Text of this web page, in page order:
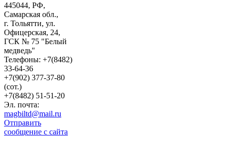
445044, РФ,
Самарская обл.,
г. Тольятти, ул.
Офицерская, 24,
ГСК № 75 "Белый
медведь"
Телефоны: +7(8482)
33-64-36
+7(902) 377-37-80
(сот.)
+7(8482) 51-51-20
Эл. почта:
magbiltd@mail.ru
Отправить
сообщение с сайта